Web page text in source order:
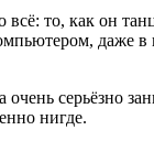
то, как он
даже в
серьёзно
нигде.